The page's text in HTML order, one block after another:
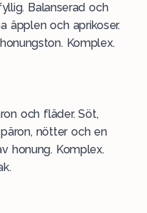
Balanserad och
äpplen och aprikoser.
Komplex.
och fläder. Söt,
nötter och en
honung. Komplex.